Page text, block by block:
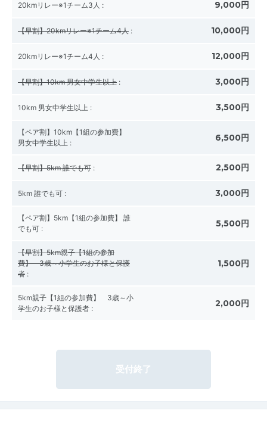
20kmリレー※1チーム3人 : 9,000円
【早割】20kmリレー※1チーム4人 : 10,000円
20kmリレー※1チーム4人 : 12,000円
【早割】10km 男女中学生以上 : 3,000円
10km 男女中学生以上 : 3,500円
【ペア割】10km【1組の参加費】
男女中学生以上 : 6,500円
【早割】5km 誰でも可 : 2,500円
5km 誰でも可 : 3,000円
【ペア割】5km【1組の参加費】 誰
でも可 : 5,500円
【早割】5km親子【1組の参加
費】 3歳～小学生のお子様と保護
者 :
1,500円
5km親子【1組の参加費】 3歳～小
学生のお子様と保護者 : 2,000円
受付終了